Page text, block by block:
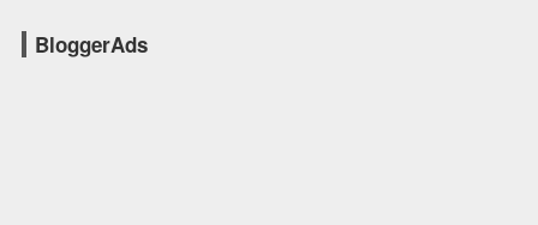
BloggerAds